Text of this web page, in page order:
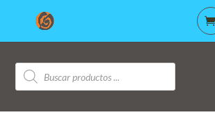
Búsqueda
de
productos